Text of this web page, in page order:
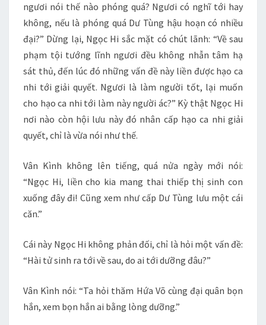
ngươi nói thế nào phóng quá? Ngươi có nghĩ tới hay
không, nếu là phóng quá Dư Tùng hậu hoạn có nhiều
đại?” Dừng lại, Ngọc Hi sắc mặt có chút lãnh: “Về sau
phạm tội tướng lĩnh ngươi đều không nhẫn tâm hạ
sát thủ, đến lúc đó những vấn đề này liền được hạo ca
nhi tới giải quyết. Ngươi là làm người tốt, lại muốn
cho hạo ca nhi tới làm này người ác?” Kỳ thật Ngọc Hi
nơi nào còn hội lưu này đó nhân cấp hạo ca nhi giải
quyết, chỉ là vừa nói như thế.
Vân Kình không lên tiếng, quá nửa ngày mới nói:
“Ngọc Hi, liền cho kia mang thai thiếp thị sinh con
xuống đây đi! Cũng xem như cấp Dư Tùng lưu một cái
căn.”
Cái này Ngọc Hi không phản đối, chỉ là hỏi một vấn đề:
“Hài tử sinh ra tới về sau, do ai tới dưỡng đâu?”
Vân Kình nói: “Ta hỏi thăm Hứa Võ cùng đại quân bọn
hắn, xem bọn hắn ai bằng lòng dưỡng.”